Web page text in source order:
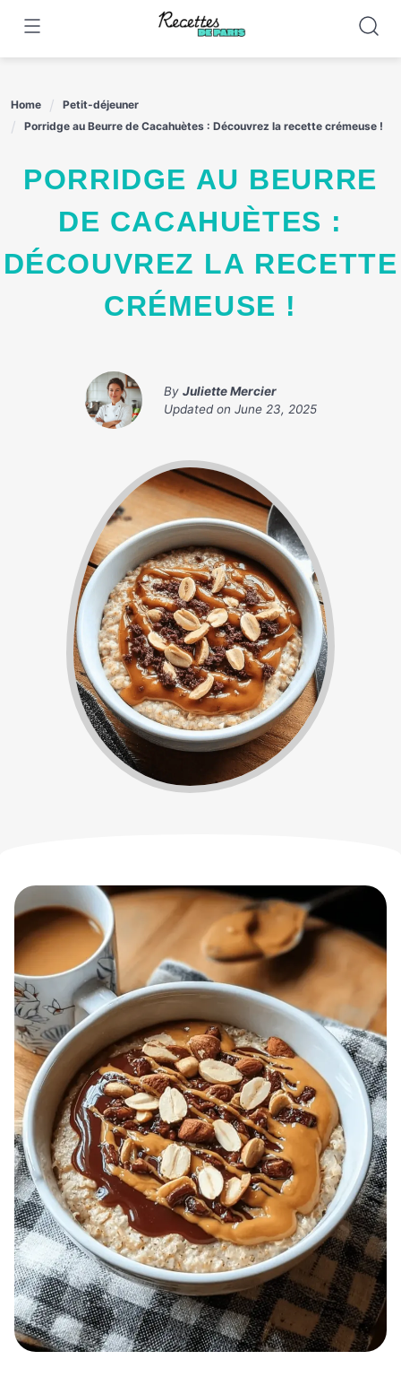
content
Home
Petit-déjeuner
Porridge au Beurre de Cacahuètes : Découvrez la recette crémeuse !
PORRIDGE AU BEURRE
DE CACAHUÈTES :
DÉCOUVREZ LA RECETTE
CRÉMEUSE !
By Juliette Mercier
Updated on June 23, 2025